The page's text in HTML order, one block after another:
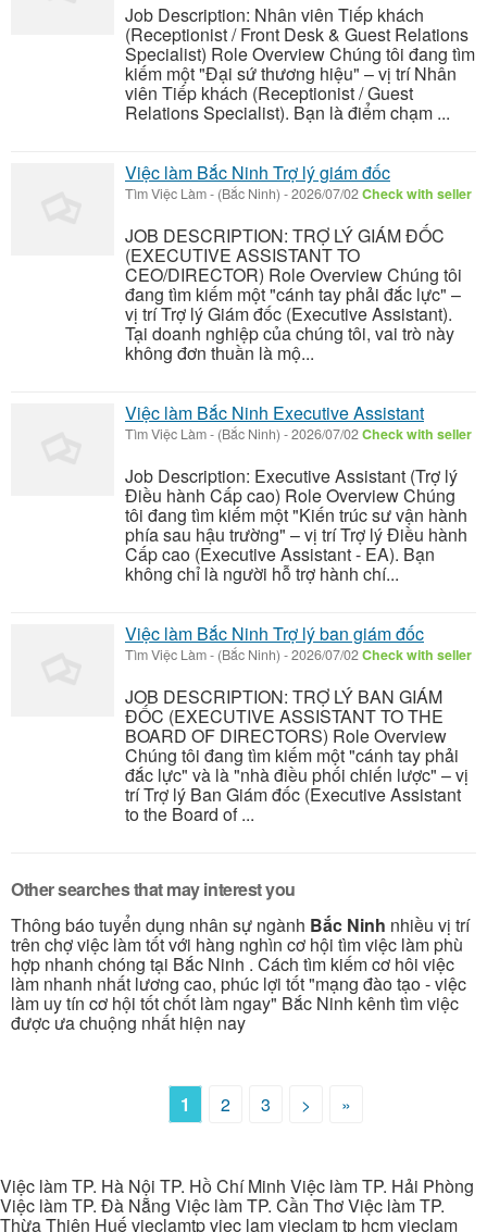
Job Description: Nhân viên Tiếp khách
(Receptionist / Front Desk & Guest Relations
Specialist) Role Overview Chúng tôi đang tìm
kiếm một "Đại sứ thương hiệu" – vị trí Nhân
viên Tiếp khách (Receptionist / Guest
Relations Specialist). Bạn là điểm chạm ...
Việc làm Bắc Ninh Trợ lý giám đốc
Tìm Việc Làm- (Bắc Ninh) -2026/07/02Check with seller
JOB DESCRIPTION: TRỢ LÝ GIÁM ĐỐC
(EXECUTIVE ASSISTANT TO
CEO/DIRECTOR) Role Overview Chúng tôi
đang tìm kiếm một "cánh tay phải đắc lực" –
vị trí Trợ lý Giám đốc (Executive Assistant).
Tại doanh nghiệp của chúng tôi, vai trò này
không đơn thuần là mộ...
Việc làm Bắc Ninh Executive Assistant
Tìm Việc Làm- (Bắc Ninh) -2026/07/02Check with seller
Job Description: Executive Assistant (Trợ lý
Điều hành Cấp cao) Role Overview Chúng
tôi đang tìm kiếm một "Kiến trúc sư vận hành
phía sau hậu trường" – vị trí Trợ lý Điều hành
Cấp cao (Executive Assistant - EA). Bạn
không chỉ là người hỗ trợ hành chí...
Việc làm Bắc Ninh Trợ lý ban giám đốc
Tìm Việc Làm- (Bắc Ninh) -2026/07/02Check with seller
JOB DESCRIPTION: TRỢ LÝ BAN GIÁM
ĐỐC (EXECUTIVE ASSISTANT TO THE
BOARD OF DIRECTORS) Role Overview
Chúng tôi đang tìm kiếm một "cánh tay phải
đắc lực" và là "nhà điều phối chiến lược" – vị
trí Trợ lý Ban Giám đốc (Executive Assistant
to the Board of ...
Other searches that may interest you
Thông báo tuyển dụng nhân sự ngành Bắc Ninh nhiều vị trí
trên chợ việc làm tốt với hàng nghìn cơ hội tìm việc làm phù
hợp nhanh chóng tại Bắc Ninh . Cách tìm kiếm cơ hôi việc
làm nhanh nhất lương cao, phúc lợi tốt "mạng đào tạo - việc
làm uy tín cơ hội tốt chốt làm ngay" Bắc Ninh kênh tìm việc
được ưa chuộng nhất hiện nay
1 2 3 > »
Việc làm TP. Hà Nội TP. Hồ Chí Minh Việc làm TP. Hải Phòng
Việc làm TP. Đà Nẵng Việc làm TP. Cần Thơ Việc làm TP.
Thừa Thiên Huế vieclamtp viec lam vieclam tp hcm vieclam